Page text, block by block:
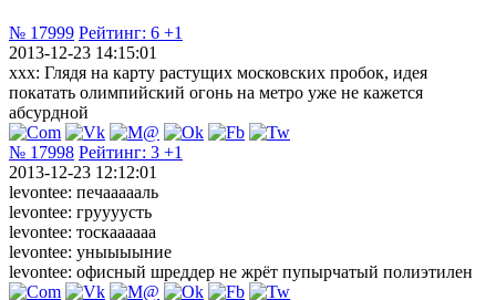
№ 17999 Рейтинг: 6 +1
2013-12-23 14:15:01
xxx: Глядя на карту растущих московских пробок, идея
покатать олимпийский огонь на метро уже не кажется
абсурдной
№ 17998 Рейтинг: 3 +1
2013-12-23 12:12:01
levontee: печаааааль
levontee: груууусть
levontee: тоскаааааа
levontee: уныыыыние
levontee: офисный шреддер не жрёт пупырчатый полиэтилен